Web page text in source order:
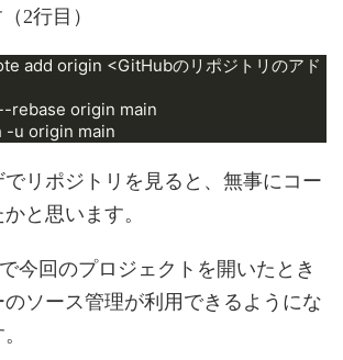
2行目）
add origin <GitHubのリポジトリのアド
rebase origin main
-u origin main
リポジトリを見ると、無事にコー
と思います。
今回のプロジェクトを開いたとき
ソース管理が利用できるようにな